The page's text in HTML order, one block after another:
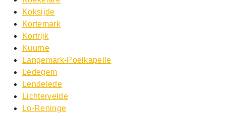
Koksijde
Kortemark
Kortrijk
Kuurne
Langemark-Poelkapelle
Ledegem
Lendelede
Lichtervelde
Lo-Reninge